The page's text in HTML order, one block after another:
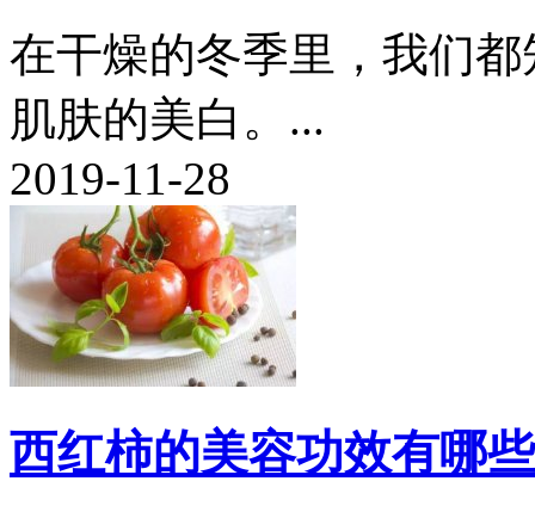
在干燥的冬季里，我们
肌肤的美白。...
2019-11-28
西红柿的美容功效有哪